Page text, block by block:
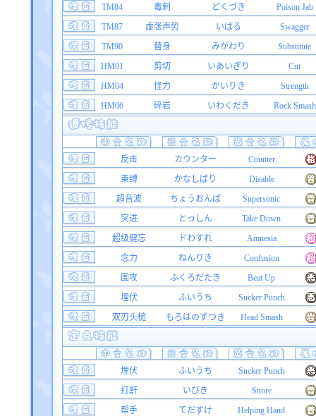
TM84
毒刺 どくづき
Poison Jab
TM87
虚张声势 いばる
Swagger
TM90
替身 みがわり
Substitute
HM01
剪切 いあいぎり
Cut
HM04
怪力 かいりき
Strength
HM06
碎岩 いわくだき Rock Smash
反击 カウンター
Counter
束缚
かなしばり
Disable
超音波
ちょうおんぱ
Supersonic
突进
とっしん
Take Down
超级健忘
ドわすれ
Amnesia
念力
ねんりき
Confusion
围攻
ふくろだたき
Beat Up
埋伏
ふいうち
Sucker Punch
双刃头槌
もろはのずつき Head Smash
埋伏 ふいうち
Sucker Punch
打鼾
いびき
Snore
帮手
てだすけ
Helping Hand